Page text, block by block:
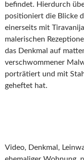
befindet. Hierdurch
positioniert die Blicke
einerseits mit
malerischen
das Denkmal auf
verschwommener
porträtiert und mit
geheftet hat.
Video, Denkmal,